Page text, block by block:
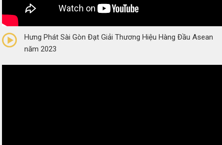
(0 Reviews)
Hưng Phát Sài Gòn Đạt Giải Thương Hiệu Hàng Đầu Asean
năm 2023